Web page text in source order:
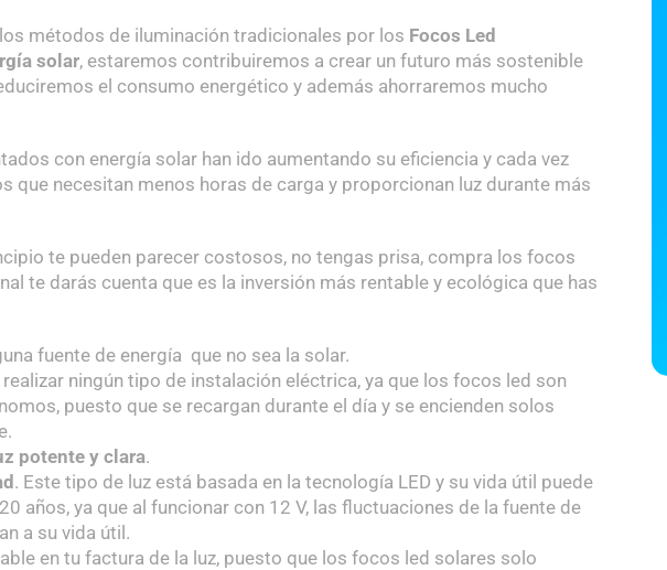
métodos de iluminación tradicionales por los Focos Led
solar, estaremos contribuiremos a crear un futuro más sostenible
el consumo energético y además ahorraremos mucho
con energía solar han ido aumentando su eficiencia y cada vez
que necesitan menos horas de carga y proporcionan luz durante más
te pueden parecer costosos, no tengas prisa, compra los focos
te darás cuenta que es la inversión más rentable y ecológica que has
fuente de energía que no sea la solar.
ningún tipo de instalación eléctrica, ya que los focos led son
puesto que se recargan durante el día y se encienden solos
potente y clara.
. Este tipo de luz está basada en la tecnología LED y su vida útil puede
años, ya que al funcionar con 12 V, las fluctuaciones de la fuente de
a su vida útil.
en tu factura de la luz, puesto que los focos led solares solo